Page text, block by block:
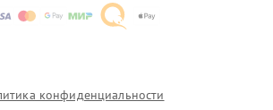
конфиденциальности